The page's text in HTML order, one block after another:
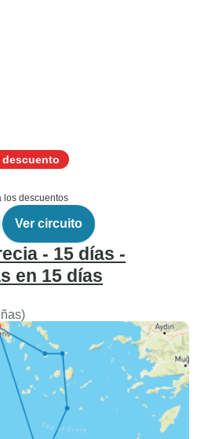
descuento
los descuentos
Ver circuito
- 15 días -
en 15 días